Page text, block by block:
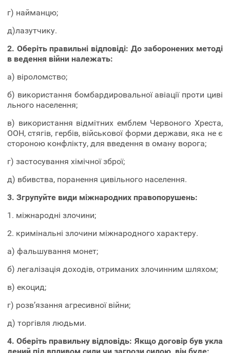
г) найманцю;
д)лазутчику.
2. Оберіть правильні відповіді: До заборонених методі
в ведення війни належать:
а) віроломство;
б) використання бомбардировальної авіації проти циві
льного населення;
в) використання відмітних емблем Червоного Хреста,
ООН, стягів, гербів, військової форми держави, яка не є
стороною конфлікту, для введення в оману ворога;
г) застосування хімічної зброї;
д) вбивства, поранення цивільного населення.
3. Згрупуйте види міжнародних правопорушень:
1. міжнародні злочини;
2. кримінальні злочини міжнародного характеру.
а) фальшування монет;
б) легалізація доходів, отриманих злочинним шляхом;
в) екоцид;
г) розв’язання агресивної війни;
д) торгівля людьми.
4. Оберіть правильну відповідь: Якщо договір був укла